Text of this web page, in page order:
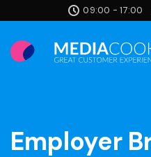
naar
inhoud
09:00 - 17:00
Employer